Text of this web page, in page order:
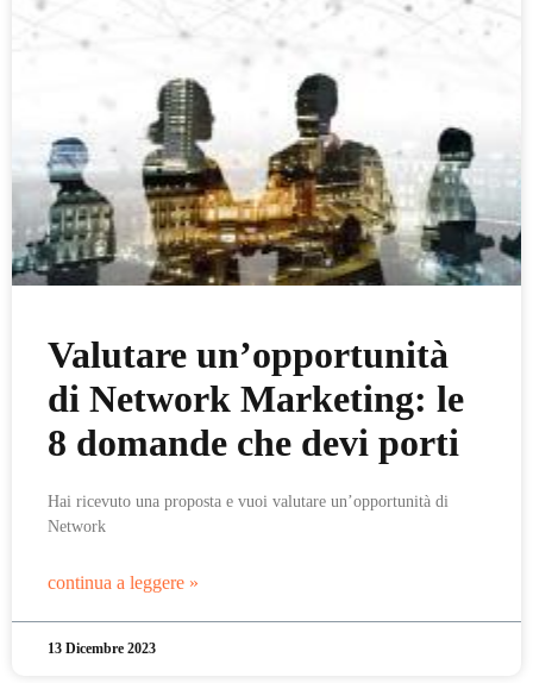
Valutare un’opportunità
di Network Marketing: le
8 domande che devi porti
Hai ricevuto una proposta e vuoi valutare un’opportunità di
Network
continua a leggere »
13 Dicembre 2023